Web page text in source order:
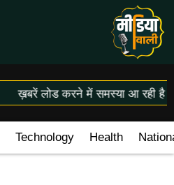
ख़बरें लोड करने में समस्या आ रही है।
Technology Health